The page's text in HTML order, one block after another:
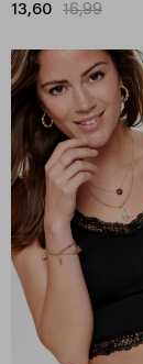
13,60 16,99